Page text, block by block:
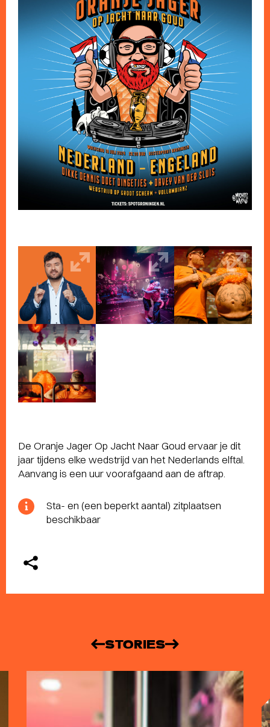
De Oranje Jager Op Jacht Naar Goud ervaar je dit
jaar tijdens elke wedstrijd van het Nederlands elftal.
Aanvang is een uur voorafgaand aan de aftrap.
Sta- en (een beperkt aantal) zitplaatsen
beschikbaar
STORIES